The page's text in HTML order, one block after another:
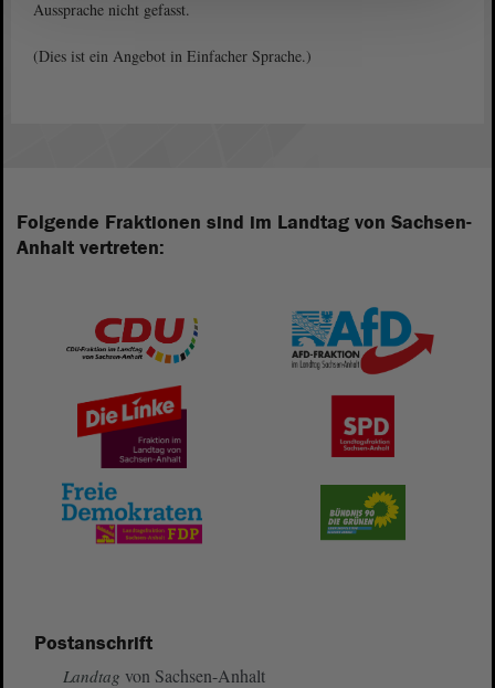
Aussprache nicht gefasst.
(Dies ist ein Angebot in Einfacher Sprache.)
Folgende Fraktionen sind im Landtag von Sachsen-
Anhalt vertreten:
Postanschrift
Landtag von Sachsen-Anhalt